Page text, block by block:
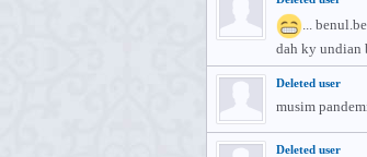
...
dah ky undian
Deleted user
musim
Deleted user